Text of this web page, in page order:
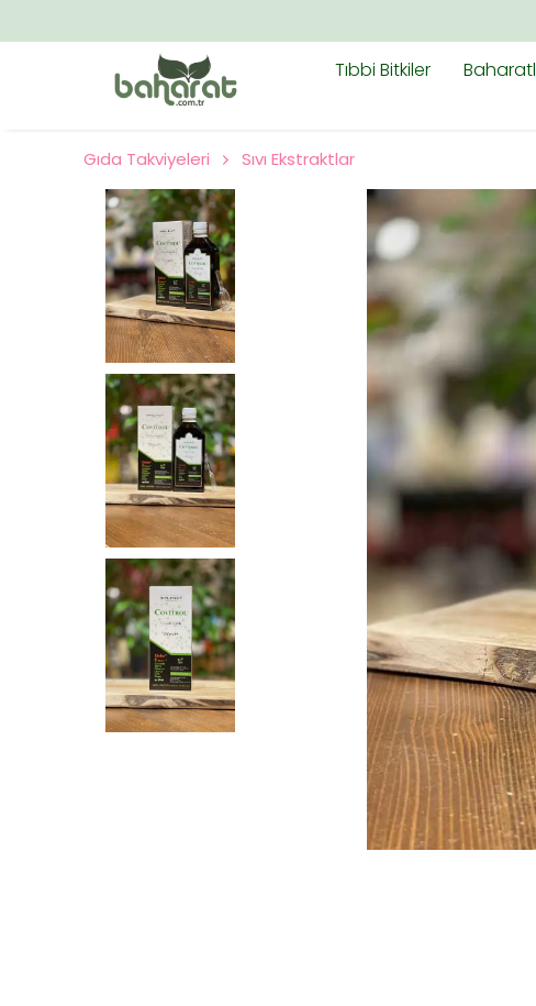
Tıbbi Bitkiler
Gıda Takviyeleri Sıvı Ekstraktlar